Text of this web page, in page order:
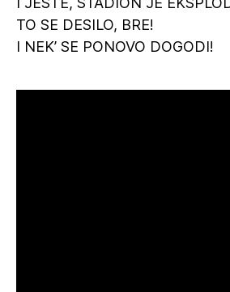
TO SE DESILO, BRE!
I NEK’ SE PONOVO DOGODI!